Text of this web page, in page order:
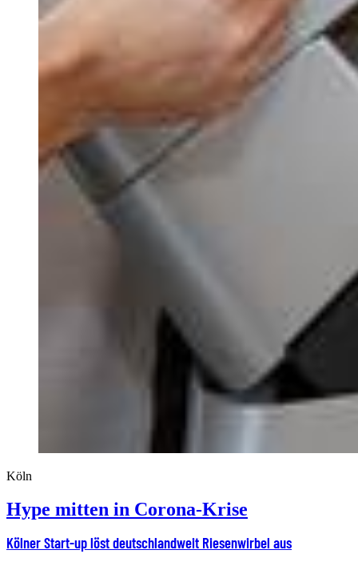
Köln
Hype mitten in Corona-Krise
Kölner Start-up löst deutschlandweit Riesenwirbel aus